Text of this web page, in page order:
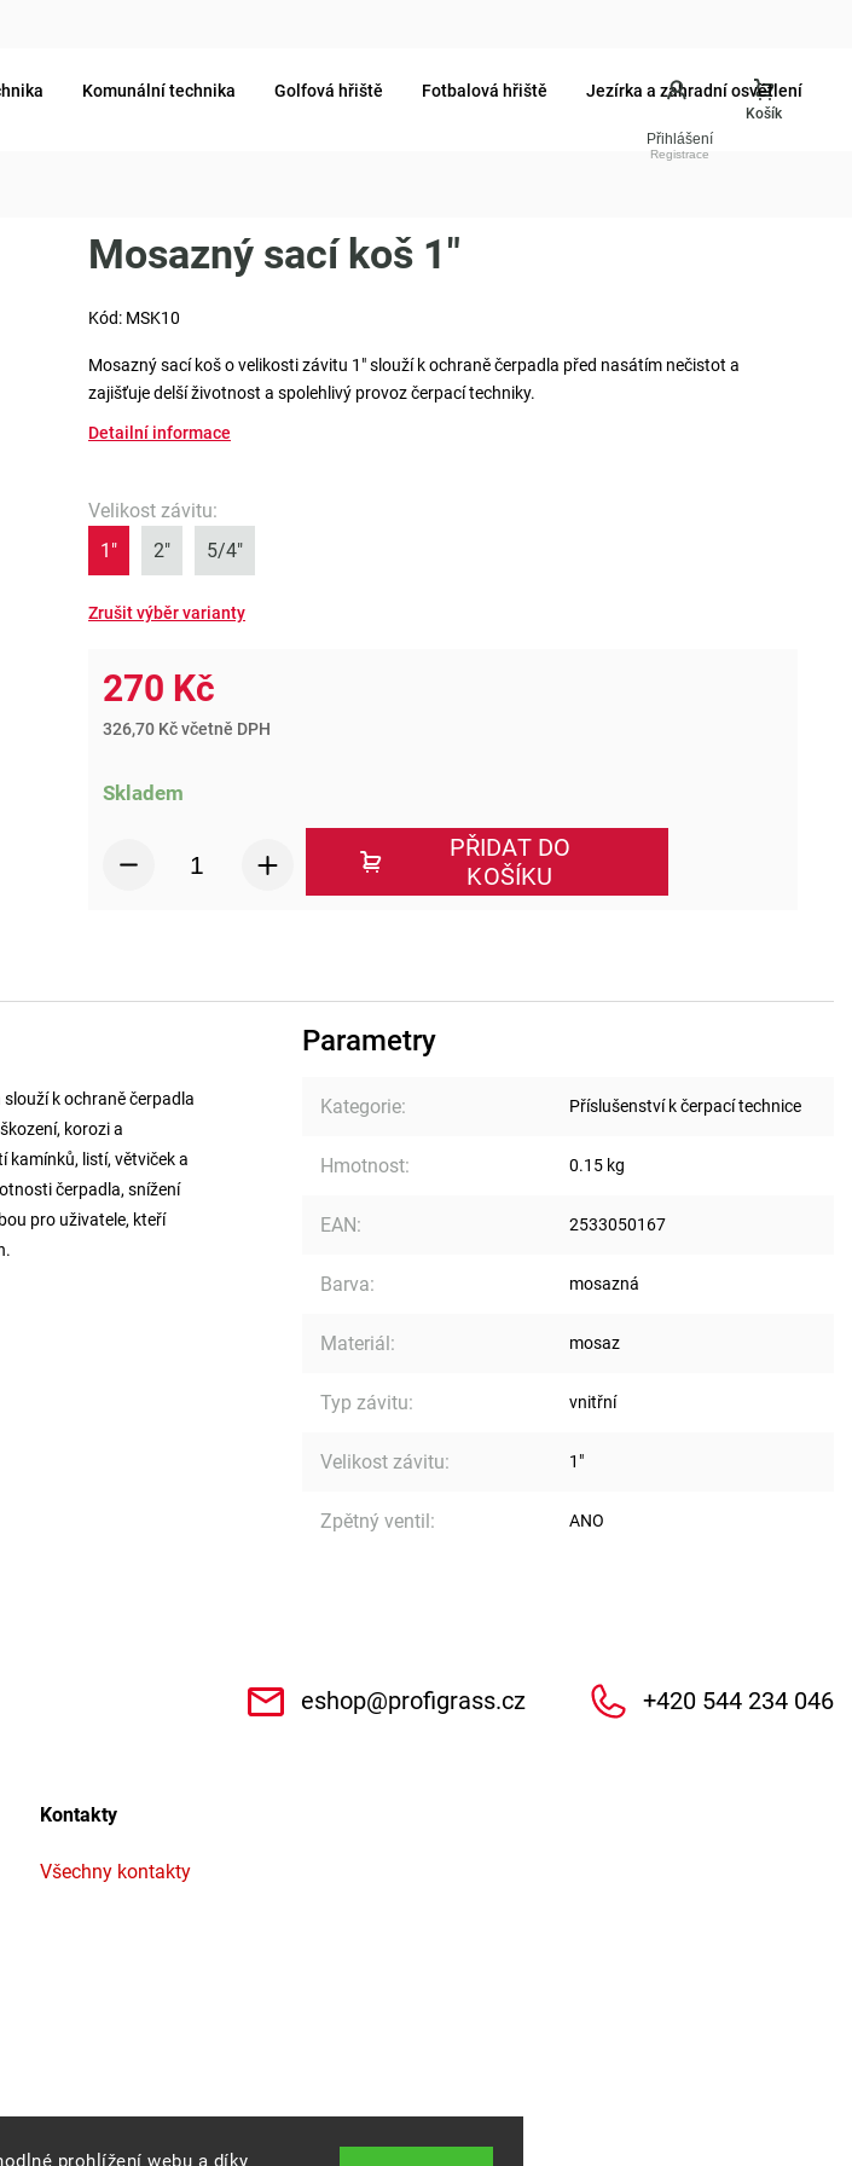
prohlížení webu a díky
Přihlášení
Komunální technika Golfová hřiště Fotbalová hřiště Jezírka a zahradní osvětlení
Mosazný sací koš 1"
Kód: MSK10
Mosazný sací koš o velikosti závitu 1" slouží k ochraně čerpadla před nasátím nečistot a
zajišťuje delší životnost a spolehlivý provoz čerpací techniky.
Detailní informace
Velikost závitu:
1"
2" 5/4"
270 Kč
326,70 Kč včetně DPH
Skladem
PŘIDAT DO
KOŠÍKU
k ochraně čerpadla
korozi a
kamínků, listí, větviček a
čerpadla, snížení
pro uživatele, kteří
Parametry
Kategorie: Příslušenství k čerpací technice
Hmotnost: 0.15 kg
EAN: 2533050167
Barva: mosazná
Materiál: mosaz
Typ závitu: vnitřní
Velikost závitu: 1"
Zpětný ventil: ANO
eshop@profigrass.cz +420 544 234 046
Kontakty
Všechny kontakty